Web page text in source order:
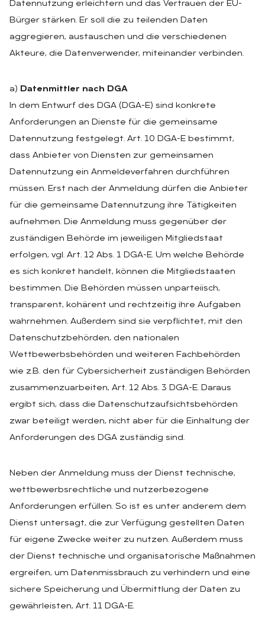
Datennutzung erleichtern und das Vertrauen der EU-
Bürger stärken. Er soll die zu teilenden Daten
aggregieren, austauschen und die verschiedenen
Akteure, die Datenverwender, miteinander verbinden.
a) Datenmittler nach DGA
In dem Entwurf des DGA (DGA-E) sind konkrete
Anforderungen an Dienste für die gemeinsame
Datennutzung festgelegt. Art. 10 DGA-E bestimmt,
dass Anbieter von Diensten zur gemeinsamen
Datennutzung ein Anmeldeverfahren durchführen
müssen. Erst nach der Anmeldung dürfen die Anbieter
für die gemeinsame Datennutzung ihre Tätigkeiten
aufnehmen. Die Anmeldung muss gegenüber der
zuständigen Behörde im jeweiligen Mitgliedstaat
erfolgen, vgl. Art. 12 Abs. 1 DGA-E. Um welche Behörde
es sich konkret handelt, können die Mitgliedstaaten
bestimmen. Die Behörden müssen unparteiisch,
transparent, kohärent und rechtzeitig ihre Aufgaben
wahrnehmen. Außerdem sind sie verpflichtet, mit den
Datenschutzbehörden, den nationalen
Wettbewerbsbehörden und weiteren Fachbehörden
wie z.B. den für Cybersicherheit zuständigen Behörden
zusammenzuarbeiten, Art. 12 Abs. 3 DGA-E. Daraus
ergibt sich, dass die Datenschutzaufsichtsbehörden
zwar beteiligt werden, nicht aber für die Einhaltung der
Anforderungen des DGA zuständig sind.
Neben der Anmeldung muss der Dienst technische,
wettbewerbsrechtliche und nutzerbezogene
Anforderungen erfüllen. So ist es unter anderem dem
Dienst untersagt, die zur Verfügung gestellten Daten
für eigene Zwecke weiter zu nutzen. Außerdem muss
der Dienst technische und organisatorische Maßnahmen
ergreifen, um Datenmissbrauch zu verhindern und eine
sichere Speicherung und Übermittlung der Daten zu
gewährleisten, Art. 11 DGA-E.